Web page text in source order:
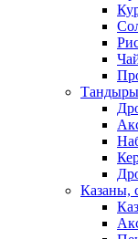
Тандыры
Казаны,